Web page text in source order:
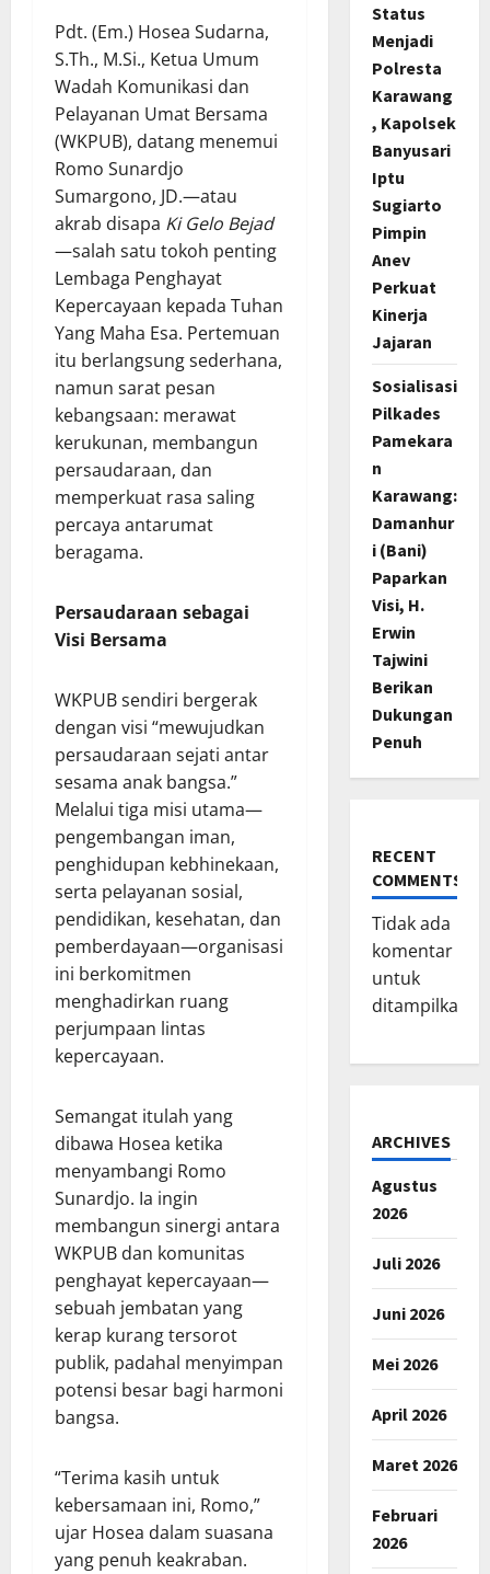
Pdt. (Em.) Hosea Sudarna,
S.Th., M.Si., Ketua Umum
Wadah Komunikasi dan
Pelayanan Umat Bersama
(WKPUB), datang menemui
Romo Sunardjo
Sumargono, JD.—atau
akrab disapa Ki Gelo Bejad
—salah satu tokoh penting
Lembaga Penghayat
Kepercayaan kepada Tuhan
Yang Maha Esa. Pertemuan
itu berlangsung sederhana,
namun sarat pesan
kebangsaan: merawat
kerukunan, membangun
persaudaraan, dan
memperkuat rasa saling
percaya antarumat
beragama.
Persaudaraan sebagai
Visi Bersama
WKPUB sendiri bergerak
dengan visi “mewujudkan
persaudaraan sejati antar
sesama anak bangsa.”
Melalui tiga misi utama—
pengembangan iman,
penghidupan kebhinekaan,
serta pelayanan sosial,
pendidikan, kesehatan, dan
pemberdayaan—organisasi
ini berkomitmen
menghadirkan ruang
perjumpaan lintas
kepercayaan.
Semangat itulah yang
dibawa Hosea ketika
menyambangi Romo
Sunardjo. Ia ingin
membangun sinergi antara
WKPUB dan komunitas
penghayat kepercayaan—
sebuah jembatan yang
kerap kurang tersorot
publik, padahal menyimpan
potensi besar bagi harmoni
bangsa.
“Terima kasih untuk
kebersamaan ini, Romo,”
ujar Hosea dalam suasana
yang penuh keakraban.
Status
Menjadi
Polresta
Karawang
, Kapolsek
Banyusari
Iptu
Sugiarto
Pimpin
Anev
Perkuat
Kinerja
Jajaran
Sosialisasi
Pilkades
Pamekara
n
Karawang:
Damanhur
i (Bani)
Paparkan
Visi, H.
Erwin
Tajwini
Berikan
Dukungan
Penuh
RECENT
COMMENTS
Tidak ada
komentar
untuk
ditampilkan.
ARCHIVES
Agustus
2026
Juli 2026
Juni 2026
Mei 2026
April 2026
Maret 2026
Februari
2026